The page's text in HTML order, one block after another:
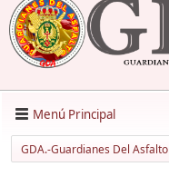
Menú Principal
GDA.-Guardianes Del Asfalto